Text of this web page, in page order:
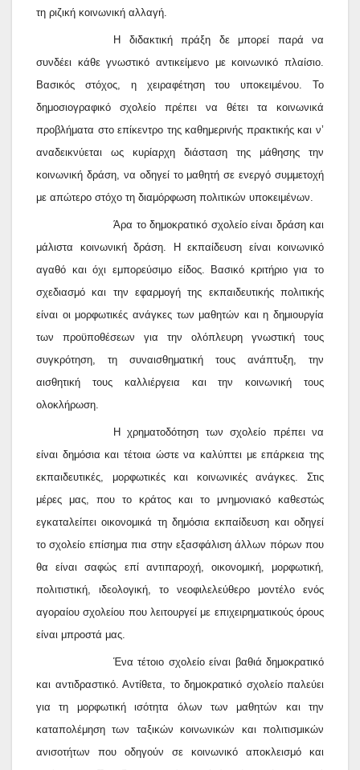
τη ριζική κοινωνική αλλαγή.
Η διδακτική πράξη δε μπορεί παρά να
συνδέει κάθε γνωστικό αντικείμενο με κοινωνικό πλαίσιο.
Βασικός στόχος, η χειραφέτηση του υποκειμένου. Το
δημοσιογραφικό σχολείο πρέπει να θέτει τα κοινωνικά
προβλήματα στο επίκεντρο της καθημερινής πρακτικής και ν’
αναδεικνύεται ως κυρίαρχη διάσταση της μάθησης την
κοινωνική δράση, να οδηγεί το μαθητή σε ενεργό συμμετοχή
με απώτερο στόχο τη διαμόρφωση πολιτικών υποκειμένων.
Άρα το δημοκρατικό σχολείο είναι δράση και
μάλιστα κοινωνική δράση. Η εκπαίδευση είναι κοινωνικό
αγαθό και όχι εμπορεύσιμο είδος. Βασικό κριτήριο για το
σχεδιασμό και την εφαρμογή της εκπαιδευτικής πολιτικής
είναι οι μορφωτικές ανάγκες των μαθητών και η δημιουργία
των προϋποθέσεων για την ολόπλευρη γνωστική τους
συγκρότηση, τη συναισθηματική τους ανάπτυξη, την
αισθητική τους καλλιέργεια και την κοινωνική τους
ολοκλήρωση.
Η χρηματοδότηση των σχολείο πρέπει να
είναι δημόσια και τέτοια ώστε να καλύπτει με επάρκεια της
εκπαιδευτικές, μορφωτικές και κοινωνικές ανάγκες. Στις
μέρες μας, που το κράτος και το μνημονιακό καθεστώς
εγκαταλείπει οικονομικά τη δημόσια εκπαίδευση και οδηγεί
το σχολείο επίσημα πια στην εξασφάλιση άλλων πόρων που
θα είναι σαφώς επί αντιπαροχή, οικονομική, μορφωτική,
πολιτιστική, ιδεολογική, το νεοφιλελεύθερο μοντέλο ενός
αγοραίου σχολείου που λειτουργεί με επιχειρηματικούς όρους
είναι μπροστά μας.
Ένα τέτοιο σχολείο είναι βαθιά δημοκρατικό
και αντιδραστικό. Αντίθετα, το δημοκρατικό σχολείο παλεύει
για τη μορφωτική ισότητα όλων των μαθητών και την
καταπολέμηση των ταξικών κοινωνικών και πολιτισμικών
ανισοτήτων που οδηγούν σε κοινωνικό αποκλεισμό και